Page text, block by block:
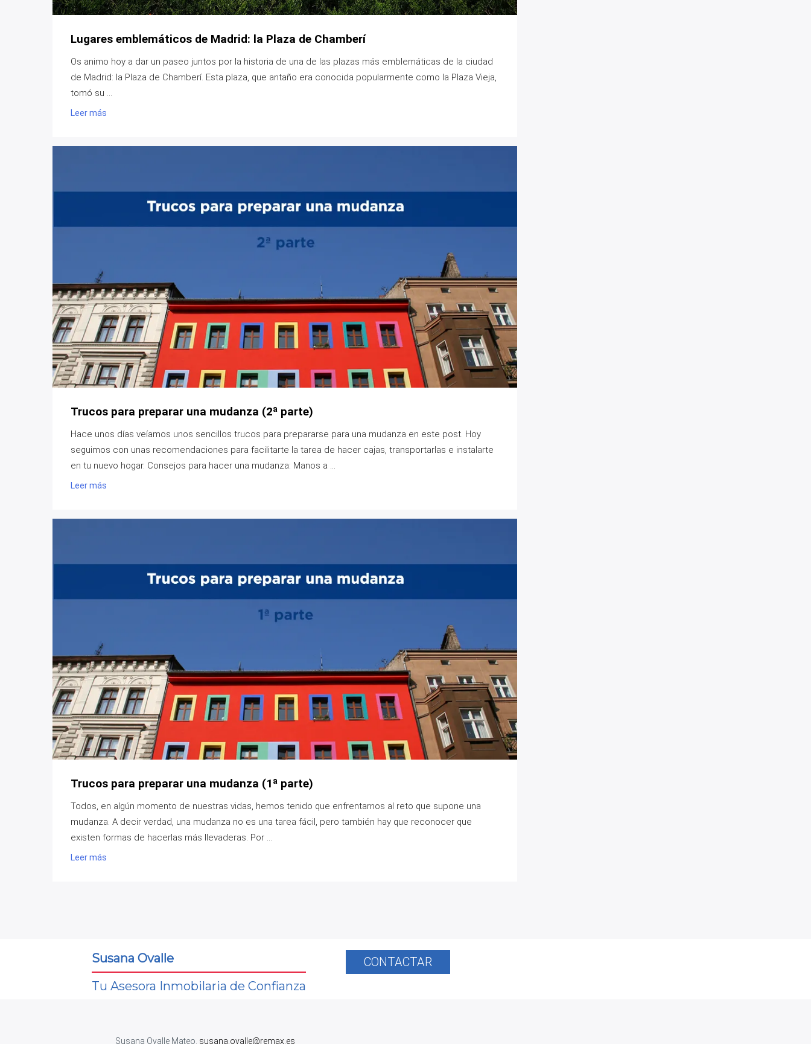
Lugares emblemáticos de Madrid: la Plaza de Chamberí
Os animo hoy a dar un paseo juntos por la historia de una de las plazas más emblemáticas de la ciudad
de Madrid: la Plaza de Chamberí. Esta plaza, que antaño era conocida popularmente como la Plaza Vieja,
tomó su ...
Leer más
Trucos para preparar una mudanza (2ª parte)
Hace unos días veíamos unos sencillos trucos para prepararse para una mudanza en este post. Hoy
seguimos con unas recomendaciones para facilitarte la tarea de hacer cajas, transportarlas e instalarte
en tu nuevo hogar. Consejos para hacer una mudanza: Manos a ...
Leer más
Trucos para preparar una mudanza (1ª parte)
Todos, en algún momento de nuestras vidas, hemos tenido que enfrentarnos al reto que supone una
mudanza. A decir verdad, una mudanza no es una tarea fácil, pero también hay que reconocer que
existen formas de hacerlas más llevaderas. Por ...
Leer más
Susana Ovalle
Tu Asesora Inmobilaria de Confianza
CONTACTAR
Susana Ovalle Mateo. susana.ovalle@remax.es